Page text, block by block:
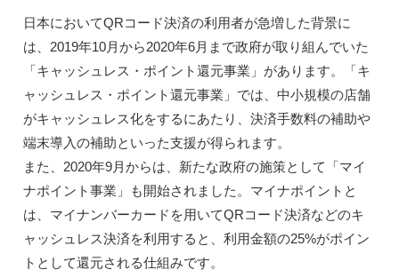
日本においてQRコード決済の利用者が急増した背景に
は、2019年10月から2020年6月まで政府が取り組んでいた
「キャッシュレス・ポイント還元事業」があります。「キ
ャッシュレス・ポイント還元事業」では、中小規模の店舗
がキャッシュレス化をするにあたり、決済手数料の補助や
端末導入の補助といった支援が得られます。
また、2020年9月からは、新たな政府の施策として「マイ
ナポイント事業」も開始されました。マイナポイントと
は、マイナンバーカードを用いてQRコード決済などのキ
ャッシュレス決済を利用すると、利用金額の25%がポイン
トとして還元される仕組みです。